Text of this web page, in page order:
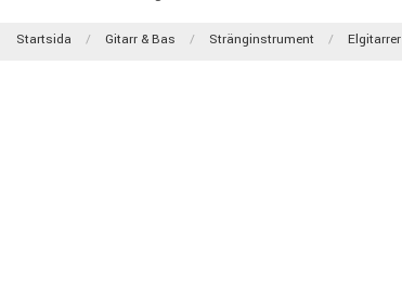
Startsida Gitarr & Bas Stränginstrument Elgitarrer